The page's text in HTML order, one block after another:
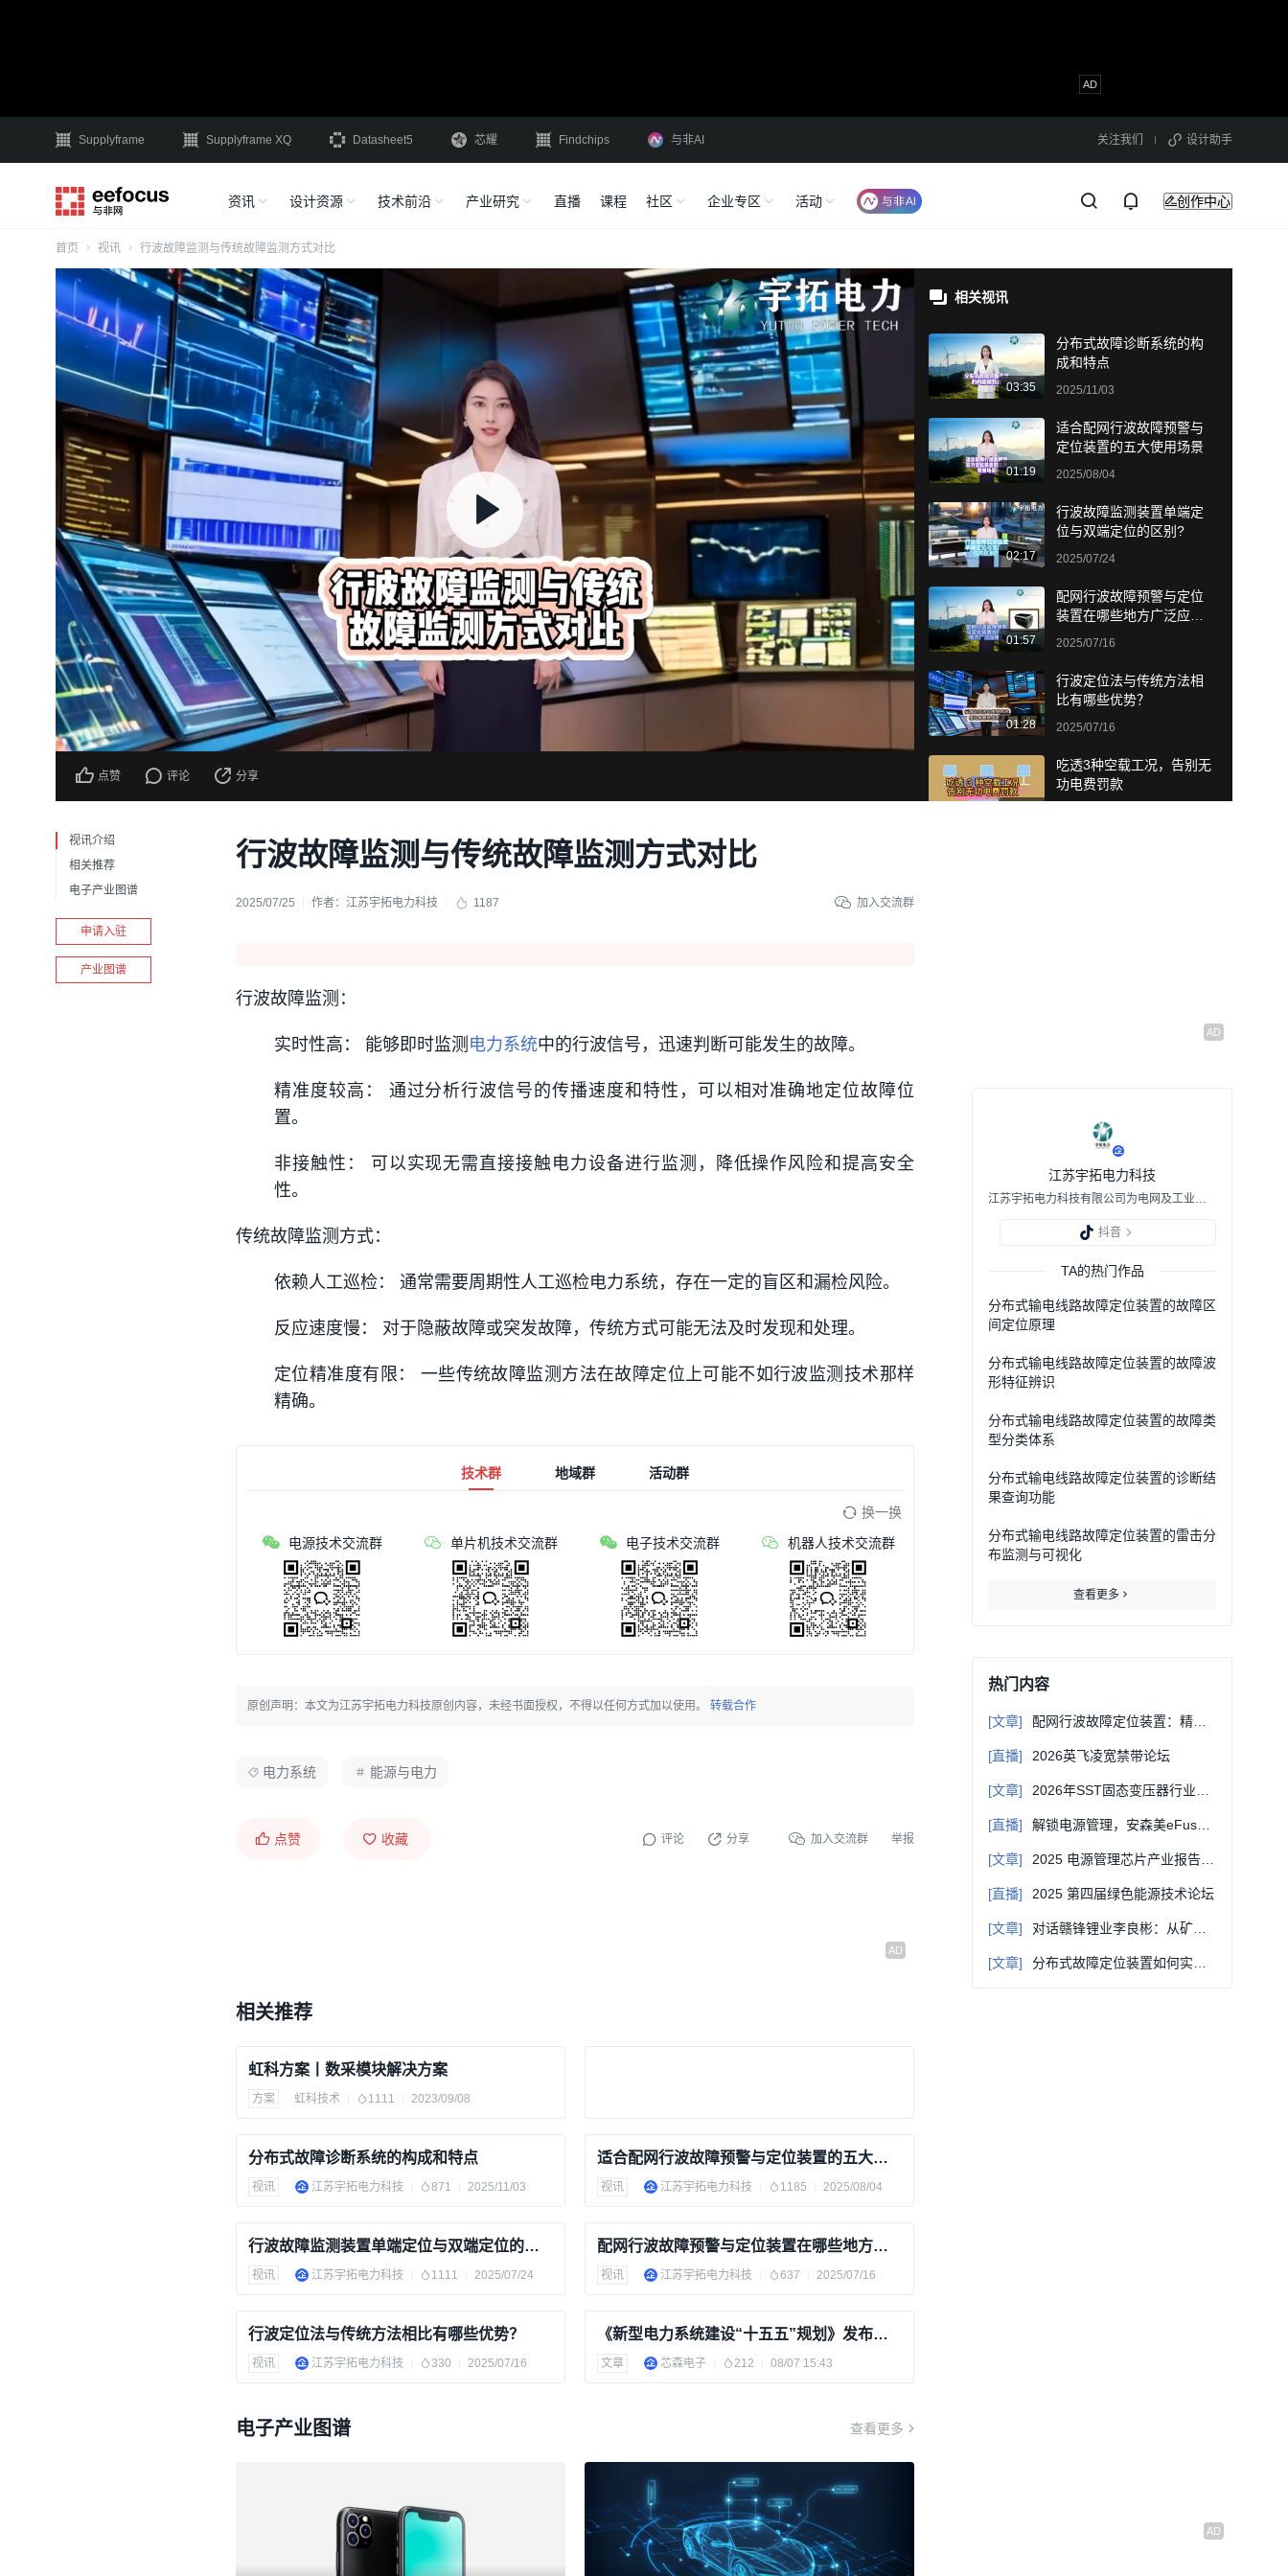
Supplyframe Supplyframe XQ Datasheet5 芯耀 Findchips 与非AI 关注我们 设计助手
资讯 设计资源 技术前沿 产业研究 直播 课程 社区 企业专区 活动 创作中心
首页 视讯 行波故障监测与传统故障监测方式对比
点赞 评论 分享
相关视讯
03:35
分布式故障诊断系统的构
成和特点
2025/11/03
01:19
适合配网行波故障预警与
定位装置的五大使用场景
2025/08/04
02:17
行波故障监测装置单端定
位与双端定位的区别?
2025/07/24
01:57
配网行波故障预警与定位
装置在哪些地方广泛应
2025/07/16
01:28
行波定位法与传统方法相
比有哪些优势？
2025/07/16
吃透3种空载工况，告别无
功电费罚款
别急着查线路，先查负
07/07 10:40
视讯介绍
相关推荐
电子产业图谱
申请入驻
产业图谱
行波故障监测与传统故障监测方式对比
2025/07/25 作者： 江苏宇拓电力科技 1187 加入交流群
行波故障监测：
实时性高： 能够即时监测 电力系统中的行波信号，迅速判断可能发生的故障。
精准度较高： 通过分析行波信号的传播速度和特性，可以相对准确地定位故障位
置。
非接触性： 可以实现无需直接接触电力设备进行监测，降低操作风险和提高安全
性。
传统故障监测方式：
依赖人工巡检： 通常需要周期性人工巡检电力系统，存在一定的盲区和漏检风险。
反应速度慢： 对于隐蔽故障或突发故障，传统方式可能无法及时发现和处理。
定位精准度有限： 一些传统故障监测方法在故障定位上可能不如行波监测技术那样
精确。
技术群 地域群 活动群
换一换
电源技术交流群
单片机技术交流群 电子技术交流群 机器人技术交流群
原创声明：本文为江苏宇拓电力科技原创内容，未经书面授权，不得以任何方式加以使用。 转载合作
电力系统 能源与电力
点赞 收藏 评论 分享 加入交流群 举报
相关推荐
虹科方案丨数采模块解决方案
方案 虹科技术 1111 2023/09/08
分布式故障诊断系统的构成和特点
视讯 江苏宇拓电力科技 871 2025/11/03
适合配网行波故障预警与定位装置的五大使用场景
视讯 江苏宇拓电力科技 1185 2025/08/04
行波故障监测装置单端定位与双端定位的区别?
视讯 江苏宇拓电力科技 1111 2025/07/24
配网行波故障预警与定位装置在哪些地方广泛应用？
视讯 江苏宇拓电力科技 637 2025/07/16
行波定位法与传统方法相比有哪些优势？
视讯 江苏宇拓电力科技 330 2025/07/16
《新型电力系统建设“十五五”规划》发布：主配微协同背后的三条测量链路
文章 芯森电子 212 08/07 15:43
电子产业图谱 查看更多
江苏宇拓电力科技
江苏宇拓电力科技有限公司为电网及工业电气用户提供"量身打造"的产品及服务，提升运行及管理效率，引领行业发展。
抖音
TA的热门作品
​分布式输电线路故障定位装置的故障区
间定位原理
分布式输电线路故障定位装置的故障波
形特征辨识
分布式输电线路故障定位装置的故障类
型分类体系
分布式输电线路故障定位装置的诊断结
果查询功能
分布式输电线路故障定位装置的雷击分
布监测与可视化
查看更多
热门内容
[文章] 配网行波故障定位装置：精准锁定故障现场！
[直播] 2026英飞凌宽禁带论坛
[文章] 2026年SST固态变压器行业深度解析：技术、市场与职业机会全景
[直播] 解锁电源管理，安森美eFuse与SmartFET技术创新及应用
[文章] 2025 电源管理芯片产业报告解读：技术迭代 + 国产替代，共启产业增长新赛道
[直播] 2025 第四届绿色能源技术论坛
[文章] 对话赣锋锂业李良彬：从矿山到电池，从资源赣锋到技术赣锋
[文章] 分布式故障定位装置如何实时捕捉输电线路雷击事件